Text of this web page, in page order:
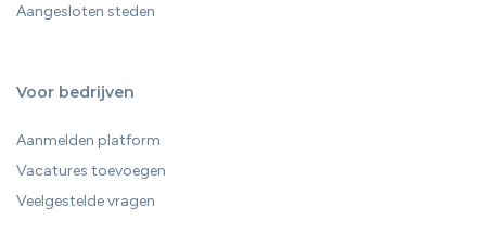
Aangesloten steden
Voor bedrijven
Aanmelden platform
Vacatures toevoegen
Veelgestelde vragen